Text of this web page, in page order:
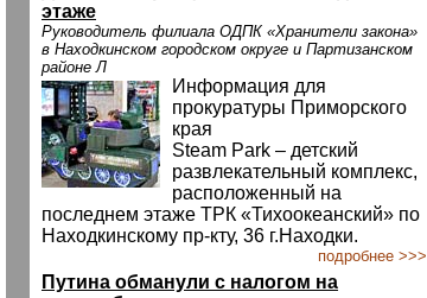
этаже
Руководитель филиала ОДПК «Хранители закона»
в Находкинском городском округе и Партизанском
районе Л
Информация для
прокуратуры Приморского
края
Steam Park – детский
развлекательный комплекс,
расположенный на
последнем этаже ТРК «Тихоокеанский» по
Находкинскому пр-кту, 36 г.Находки.
подробнее >>>
Путина обманули с налогом на